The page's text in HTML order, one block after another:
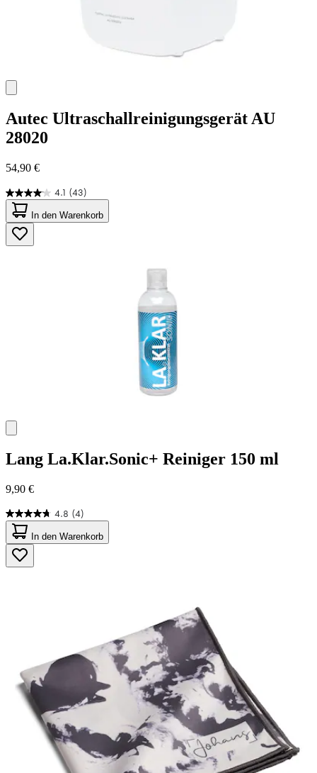
Autec Ultraschallreinigungsgerät AU
28020
54,90 €
4.1 (43)
4.1
von
5
Sternen.
43
In den Warenkorb
Lang La.Klar.Sonic+ Reiniger 150 ml
9,90 €
4.8 (4)
4.8
von
5
Sternen.
4
In den Warenkorb